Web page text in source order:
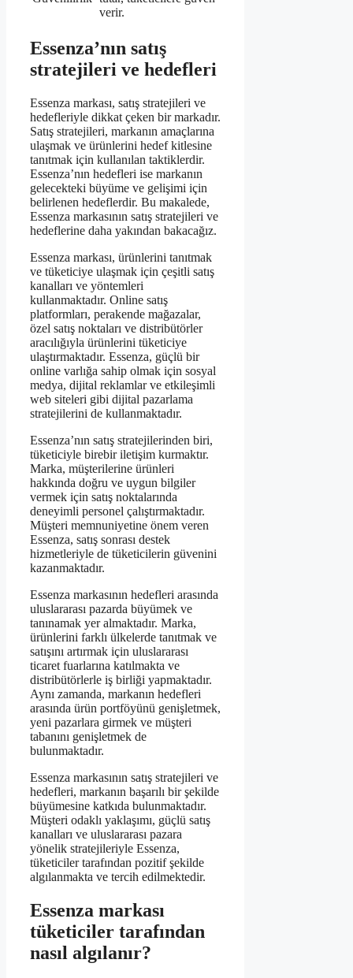
verir.
Essenza’nın satış
stratejileri ve hedefleri
Essenza markası, satış stratejileri ve
hedefleriyle dikkat çeken bir markadır.
Satış stratejileri, markanın amaçlarına
ulaşmak ve ürünlerini hedef kitlesine
tanıtmak için kullanılan taktiklerdir.
Essenza’nın hedefleri ise markanın
gelecekteki büyüme ve gelişimi için
belirlenen hedeflerdir. Bu makalede,
Essenza markasının satış stratejileri ve
hedeflerine daha yakından bakacağız.
Essenza markası, ürünlerini tanıtmak
ve tüketiciye ulaşmak için çeşitli satış
kanalları ve yöntemleri
kullanmaktadır. Online satış
platformları, perakende mağazalar,
özel satış noktaları ve distribütörler
aracılığıyla ürünlerini tüketiciye
ulaştırmaktadır. Essenza, güçlü bir
online varlığa sahip olmak için sosyal
medya, dijital reklamlar ve etkileşimli
web siteleri gibi dijital pazarlama
stratejilerini de kullanmaktadır.
Essenza’nın satış stratejilerinden biri,
tüketiciyle birebir iletişim kurmaktır.
Marka, müşterilerine ürünleri
hakkında doğru ve uygun bilgiler
vermek için satış noktalarında
deneyimli personel çalıştırmaktadır.
Müşteri memnuniyetine önem veren
Essenza, satış sonrası destek
hizmetleriyle de tüketicilerin güvenini
kazanmaktadır.
Essenza markasının hedefleri arasında
uluslararası pazarda büyümek ve
tanınamak yer almaktadır. Marka,
ürünlerini farklı ülkelerde tanıtmak ve
satışını artırmak için uluslararası
ticaret fuarlarına katılmakta ve
distribütörlerle iş birliği yapmaktadır.
Aynı zamanda, markanın hedefleri
arasında ürün portföyünü genişletmek,
yeni pazarlara girmek ve müşteri
tabanını genişletmek de
bulunmaktadır.
Essenza markasının satış stratejileri ve
hedefleri, markanın başarılı bir şekilde
büyümesine katkıda bulunmaktadır.
Müşteri odaklı yaklaşımı, güçlü satış
kanalları ve uluslararası pazara
yönelik stratejileriyle Essenza,
tüketiciler tarafından pozitif şekilde
algılanmakta ve tercih edilmektedir.
Essenza markası
tüketiciler tarafından
nasıl algılanır?